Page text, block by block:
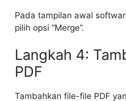
Pada tampilan awal
pilih opsi “Merge”.
Langkah 4:
PDF
Tambahkan file-file PDF